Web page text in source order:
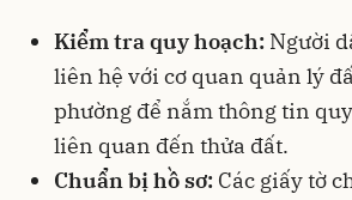
Kiểm tra quy hoạch: Người
liên hệ với cơ quan quản lý
phường để nắm thông tin
liên quan đến thửa đất.
Chuẩn bị hồ sơ: Các giấy tờ